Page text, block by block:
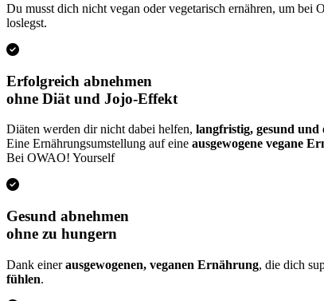
Du musst dich nicht vegan oder vegetarisch ernähren, um
loslegst.
Erfolgreich abnehmen
ohne Diät und Jojo-Effekt
Diäten werden dir nicht dabei helfen, langfristig, gesund und
Eine Ernährungsumstellung auf eine ausgewogene vegane
Bei OWAO! Yourself
Gesund abnehmen
ohne zu hungern
Dank einerausgewogenen, veganen Ernährung, die dich
fühlen.